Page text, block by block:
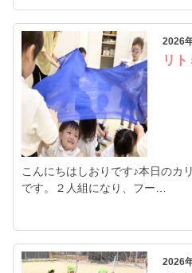
2026
リ
こんにちはしおりです♪本日のカ
です。２人組になり、フー…
2026